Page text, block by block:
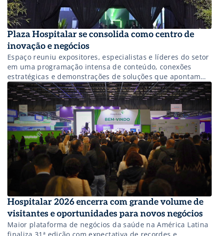
Plaza Hospitalar se consolida como centro de
inovação e negócios
Espaço reuniu expositores, especialistas e líderes do setor
em uma programação intensa de conteúdo, conexões
estratégicas e demonstrações de soluções que apontam
para o futuro da saúde.
Hospitalar 2026 encerra com grande volume de
visitantes e oportunidades para novos negócios
Maior plataforma de negócios da saúde na América Latina
finaliza 31ª edição com expectativa de recordes e